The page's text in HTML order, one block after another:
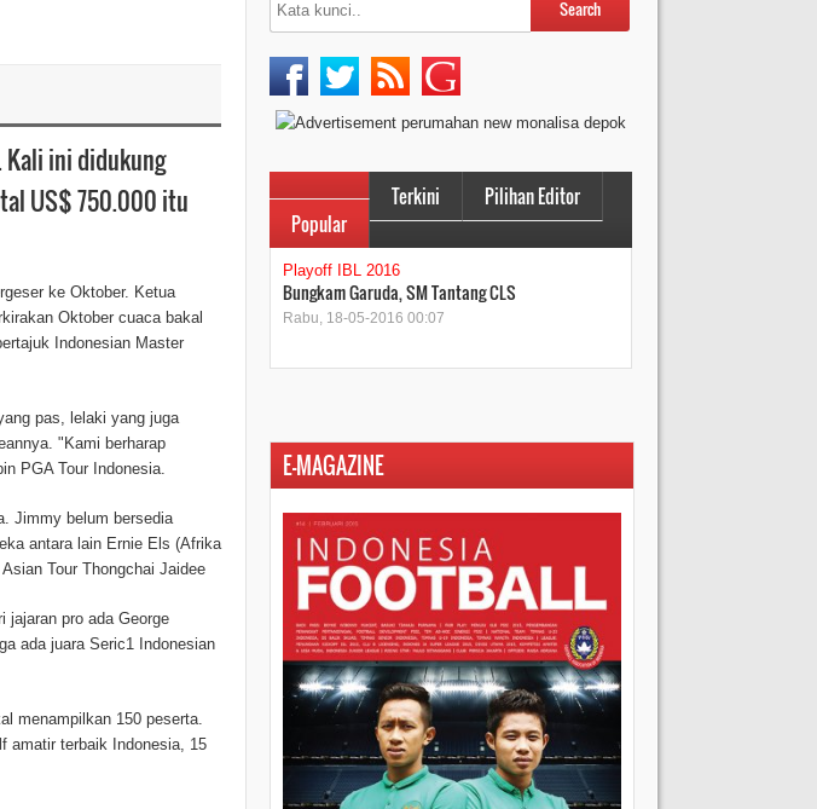
Kali ini didukung
US$ 750.000 itu
ke Oktober. Ketua
Oktober cuaca bakal
Indonesian Master
pas, lelaki yang juga
"Kami berharap
PGA Tour Indonesia.
Jimmy belum bersedia
antara lain Ernie Els (Afrika
Tour Thongchai Jaidee
jajaran pro ada George
ada juara Seric1 Indonesian
menampilkan 150 peserta.
amatir terbaik Indonesia, 15
Popular
Terkini Pilihan Editor
Playoff IBL 2016
Bungkam Garuda, SM Tantang CLS
Rabu, 18-05-2016 00:07
E-MAGAZINE